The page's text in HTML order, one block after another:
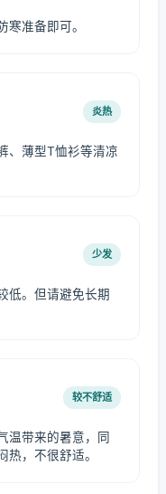
准备即可。
炎热
、薄型T恤衫等清凉
少发
低。但请避免长期
较不舒适
温带来的暑意，同
热，不很舒适。